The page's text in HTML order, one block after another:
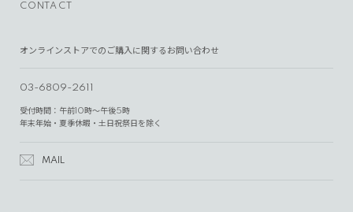
CONTACT
オンラインストアでのご購入に関するお問い合わせ
03-6809-2611
受付時間：午前10時～午後5時
年末年始・夏季休暇・土日祝祭日を除く
MAIL